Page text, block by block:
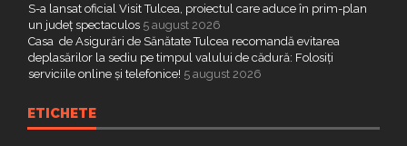
S-a lansat oficial Visit Tulcea, proiectul care aduce în prim-plan
un județ spectaculos 5 august 2026
Casa de Asigurări de Sănătate Tulcea recomandă evitarea
deplasărilor la sediu pe timpul valului de cădură: Folosiți
serviciile online și telefonice! 5 august 2026
ETICHETE